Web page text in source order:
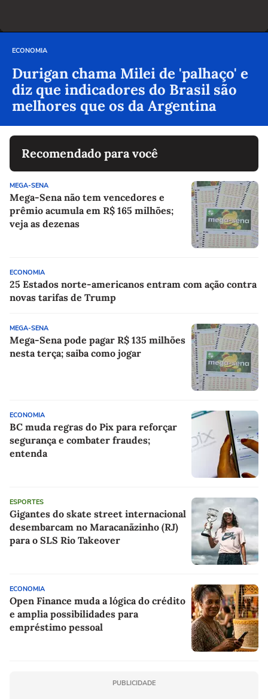
ECONOMIA
Durigan chama Milei de 'palhaço' e
diz que indicadores do Brasil são
melhores que os da Argentina
Recomendado para você
MEGA-SENA
Mega-Sena não tem vencedores e
prêmio acumula em R$ 165 milhões;
veja as dezenas
ECONOMIA
25 Estados norte-americanos entram com ação contra
novas tarifas de Trump
MEGA-SENA
Mega-Sena pode pagar R$ 135 milhões
nesta terça; saiba como jogar
ECONOMIA
BC muda regras do Pix para reforçar
segurança e combater fraudes;
entenda
ESPORTES
Gigantes do skate street internacional
desembarcam no Maracanãzinho (RJ)
para o SLS Rio Takeover
ECONOMIA
Open Finance muda a lógica do crédito
e amplia possibilidades para
empréstimo pessoal
PUBLICIDADE